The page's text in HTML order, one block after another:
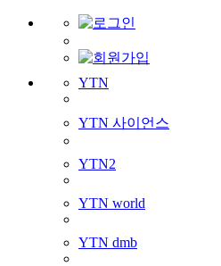
YTN
YTN 사이언스
YTN2
YTN world
YTN dmb